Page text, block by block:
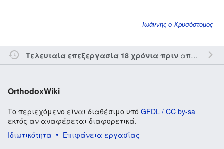
Ιωάννης ο Χρυσόστομος
Τελευταία επεξεργασία 18 χρόνια πριναπό τον την
OrthodoxWiki
Το περιεχόμενο είναι διαθέσιμο υπό GFDL / CC by-sa
εκτός αν αναφέρεται διαφορετικά.
Ιδιωτικότητα
Επιφάνεια εργασίας